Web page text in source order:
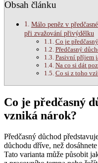
Obsah článku
Málo peněz v
při zvažování přivýdělku
Co je
Předčasný
Pasivní příjem
Na co si dát
Co si z toho
Co je předčasný
vzniká nárok?
Předčasný důchod
důchodu dříve, než
Tato varianta může působit